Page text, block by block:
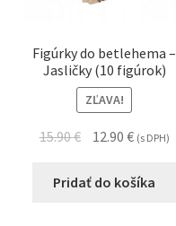
Figúrky do betlehema –
Jasličky (10 figúrok)
ZĽAVA!
15.90€ 12.90 € (s DPH)
Pridať do košíka